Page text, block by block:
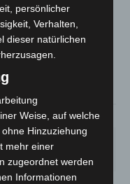
C °
6%
23° 26°
persönlicher
Verhalten,
dieser natürlichen
Weise, auf welche
Hinzuziehung
mehr einer
zugeordnet werden
Informationen